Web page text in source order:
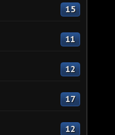
15
11
12
17
12